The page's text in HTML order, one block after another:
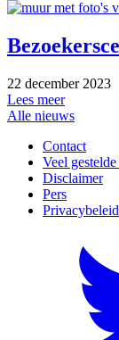
22 december 2023
Lees meer
Alle nieuws
Contact
Veel
Disclaimer
Pers
Privacybeleid